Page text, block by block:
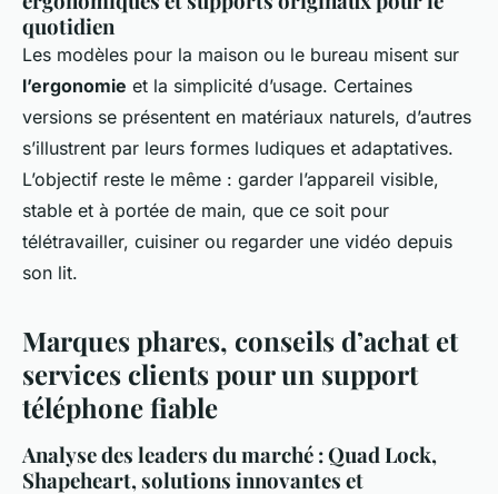
quotidien
Les modèles pour la maison ou le bureau misent sur
l’ergonomie et la simplicité d’usage. Certaines
versions se présentent en matériaux naturels, d’autres
s’illustrent par leurs formes ludiques et adaptatives.
L’objectif reste le même : garder l’appareil visible,
stable et à portée de main, que ce soit pour
télétravailler, cuisiner ou regarder une vidéo depuis
son lit.
Marques phares, conseils d’achat et
services clients pour un support
téléphone fiable
Analyse des leaders du marché : Quad Lock,
Shapeheart, solutions innovantes et